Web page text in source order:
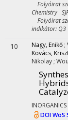
Folyóirat
Chemistry
Folyóirat
indikátor: Q3
10 Nagy, Enikő ;
Kovács,
Nikolay ;
INORGANICS
DOIWoS